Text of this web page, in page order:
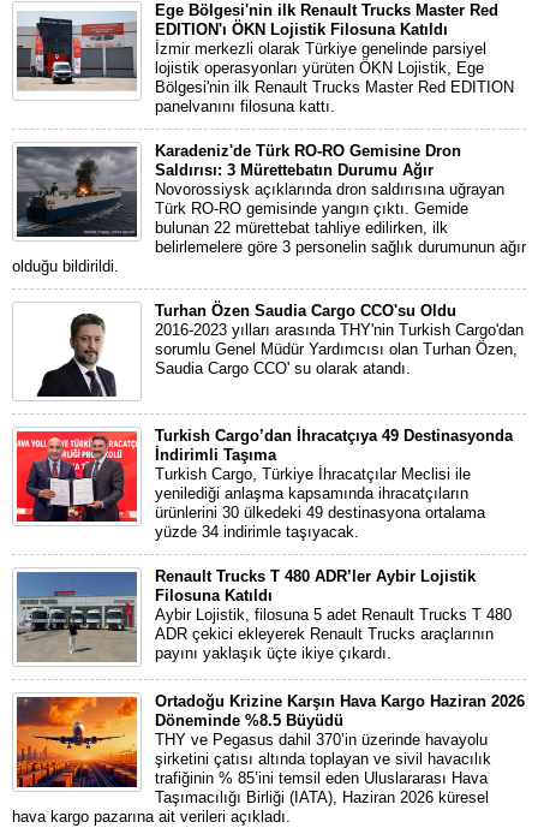
Ege Bölgesi'nin ilk Renault Trucks Master Red
EDITION'ı ÖKN Lojistik Filosuna Katıldı
İzmir merkezli olarak Türkiye genelinde parsiyel
lojistik operasyonları yürüten ÖKN Lojistik, Ege
Bölgesi'nin ilk Renault Trucks Master Red EDITION
panelvanını filosuna kattı.
Karadeniz'de Türk RO-RO Gemisine Dron
Saldırısı: 3 Mürettebatın Durumu Ağır
Novorossiysk açıklarında dron saldırısına uğrayan
Türk RO-RO gemisinde yangın çıktı. Gemide
bulunan 22 mürettebat tahliye edilirken, ilk
belirlemelere göre 3 personelin sağlık durumunun ağır
olduğu bildirildi.
Turhan Özen Saudia Cargo CCO'su Oldu
2016-2023 yılları arasında THY'nin Turkish Cargo'dan
sorumlu Genel Müdür Yardımcısı olan Turhan Özen,
Saudia Cargo CCO' su olarak atandı.
Turkish Cargo’dan İhracatçıya 49 Destinasyonda
İndirimli Taşıma
Turkish Cargo, Türkiye İhracatçılar Meclisi ile
yenilediği anlaşma kapsamında ihracatçıların
ürünlerini 30 ülkedeki 49 destinasyona ortalama
yüzde 34 indirimle taşıyacak.
Renault Trucks T 480 ADR’ler Aybir Lojistik
Filosuna Katıldı
Aybir Lojistik, filosuna 5 adet Renault Trucks T 480
ADR çekici ekleyerek Renault Trucks araçlarının
payını yaklaşık üçte ikiye çıkardı.
Ortadoğu Krizine Karşın Hava Kargo Haziran 2026
Döneminde %8.5 Büyüdü
THY ve Pegasus dahil 370’in üzerinde havayolu
şirketini çatısı altında toplayan ve sivil havacılık
trafiğinin % 85’ini temsil eden Uluslararası Hava
Taşımacılığı Birliği (IATA), Haziran 2026 küresel
hava kargo pazarına ait verileri açıkladı.